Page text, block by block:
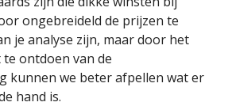
ongebreideld de prijzen te
je analyse zijn, maar door het
ontdoen van de
kunnen we beter afpellen wat er
hand is.